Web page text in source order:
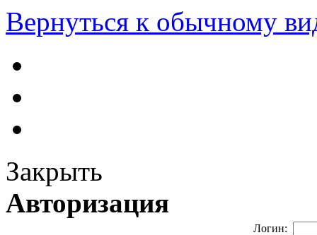
Вернуться к обычному
Закрыть
Авторизация
Логин: